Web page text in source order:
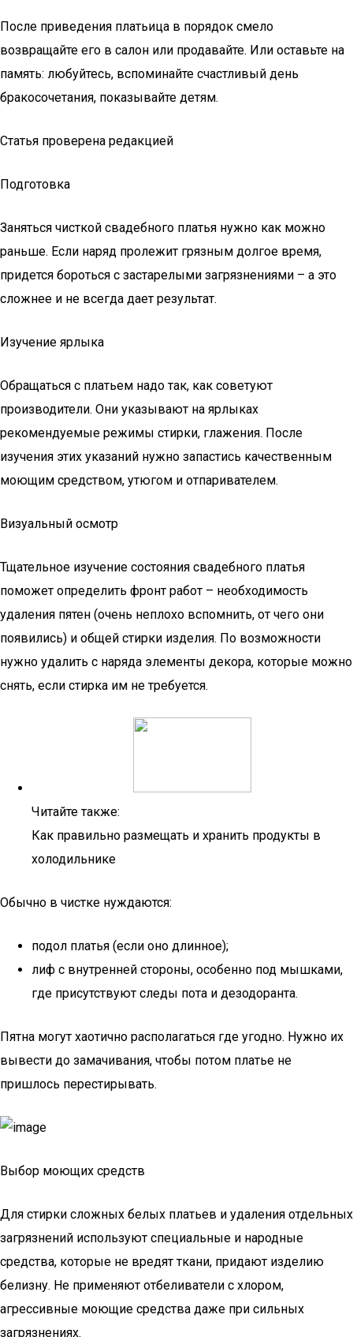
После приведения платьица в порядок смело
возвращайте его в салон или продавайте. Или оставьте на
память: любуйтесь, вспоминайте счастливый день
бракосочетания, показывайте детям.
Статья проверена редакцией
Подготовка
Заняться чисткой свадебного платья нужно как можно
раньше. Если наряд пролежит грязным долгое время,
придется бороться с застарелыми загрязнениями – а это
сложнее и не всегда дает результат.
Изучение ярлыка
Обращаться с платьем надо так, как советуют
производители. Они указывают на ярлыках
рекомендуемые режимы стирки, глажения. После
изучения этих указаний нужно запастись качественным
моющим средством, утюгом и отпаривателем.
Визуальный осмотр
Тщательное изучение состояния свадебного платья
поможет определить фронт работ – необходимость
удаления пятен (очень неплохо вспомнить, от чего они
появились) и общей стирки изделия. По возможности
нужно удалить с наряда элементы декора, которые можно
снять, если стирка им не требуется.
Читайте также:
Как правильно размещать и хранить продукты в
холодильнике
Обычно в чистке нуждаются:
подол платья (если оно длинное);
лиф с внутренней стороны, особенно под мышками,
где присутствуют следы пота и дезодоранта.
Пятна могут хаотично располагаться где угодно. Нужно их
вывести до замачивания, чтобы потом платье не
пришлось перестирывать.
Выбор моющих средств
Для стирки сложных белых платьев и удаления отдельных
загрязнений используют специальные и народные
средства, которые не вредят ткани, придают изделию
белизну. Не применяют отбеливатели с хлором,
агрессивные моющие средства даже при сильных
загрязнениях.